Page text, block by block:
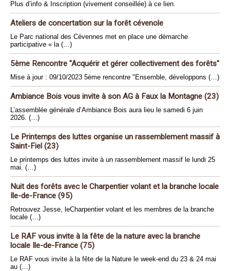
Plus d’info & Inscription (vivement conseillée) à ce lien.
Ateliers de concertation sur la forêt cévenole
Le Parc national des Cévennes met en place une démarche
participative « la (…)
5ème Rencontre "Acquérir et gérer collectivement des forêts"
Mise à jour : 09/10/2023 5ème rencontre "Ensemble, développons (…)
Ambiance Bois vous invite à son AG à Faux la Montagne (23)
L’assemblée générale d’Ambiance Bois aura lieu le samedi 6 juin
2026. (…)
Le Printemps des luttes organise un rassemblement massif à
Saint-Fiel (23)
Le printemps des luttes invite à un rassemblement massif le lundi 25
mai. (…)
Nuit des forêts avec le Charpentier volant et la branche locale
Ile-de-France (95)
Retrouvez Jesse, leCharpentier volant et les membres de la branche
locale (…)
Le RAF vous invite à la fête de la nature avec la branche
locale Ile-de-France (75)
Le RAF vous invite à la fête de la Nature le week-end du 23 & 24 mai
au (…)